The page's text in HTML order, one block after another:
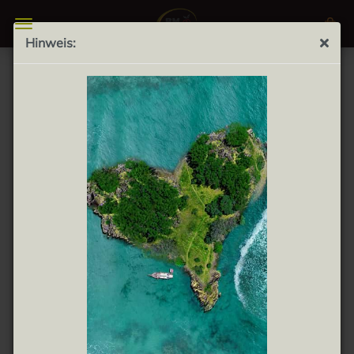
Hinweis:
Can Mas Vino Blanco 0,75L - Weißwein Can Mas